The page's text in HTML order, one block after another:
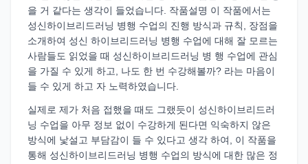
을 거 같다는 생각이 들었습니다. 작품설명 이 작품에서는
성신하이브리드러닝 병행 수업의 진행 방식과 규칙, 장점을
소개하여 성신 하이브리드러닝 병행 수업에 대해 잘 모르는
사람들도 읽었을 때 성신하이브리드러닝 병 행 수업에 관심
을 가질 수 있게 하고, 나도 한 번 수강해볼까? 라는 마음이
들 수 있게 하고 자 노력하였습니다.
실제로 제가 처음 접했을 때도 그랬듯이 성신하이브리드러
닝 수업을 아무 정보 없이 수강하게 된다면 익숙하지 않은
방식에 낯설고 부담감이 들 수 있다고 생각 하여, 이 작품을
통해 성신하이브리드러닝 병행 수업의 방식에 대한 많은 정